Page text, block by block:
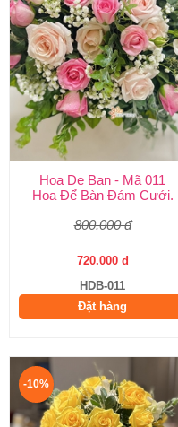
Hoa De Ban - Mã 011
Hoa Để Bàn Đám Cưới.
800.000 đ
720.000 đ
HDB-011
Đặt hàng
-10%